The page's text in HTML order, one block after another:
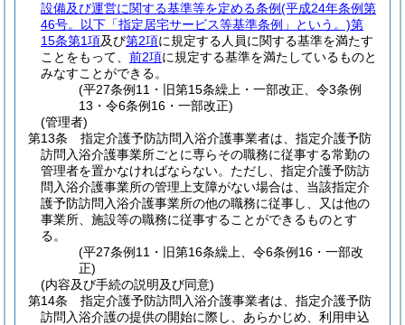
設備及び運営に関する基準等を定める条例(平成24年条例第
46号。以下「指定居宅サービス等基準条例」という。)第
15条第1項及び第2項に規定する人員に関する基準を満たす
ことをもって、 前2項に規定する基準を満たしているものと
みなすことができる。
(平27条例11・旧第15条繰上・一部改正、令3条例
13・令6条例16・一部改正)
(管理者)
第13条
指定介護予防訪問入浴介護事業者は、指定介護予防
訪問入浴介護事業所ごとに専らその職務に従事する常勤の
管理者を置かなければならない。 ただし、指定介護予防訪
問入浴介護事業所の管理上支障がない場合は、当該指定介
護予防訪問入浴介護事業所の他の職務に従事し、又は他の
事業所、施設等の職務に従事することができるものとす
る。
(平27条例11・旧第16条繰上、令6条例16・一部改
正)
(内容及び手続の説明及び同意)
第14条
指定介護予防訪問入浴介護事業者は、指定介護予防
訪問入浴介護の提供の開始に際し、あらかじめ、利用申込